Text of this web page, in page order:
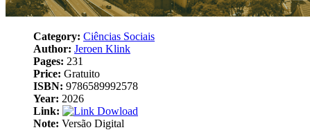
Category: Ciências Sociais
Author: Jeroen Klink
Pages: 231
Price: Gratuito
ISBN: 9786589992578
Year: 2026
Link:
Dowload
Note: Versão Digital